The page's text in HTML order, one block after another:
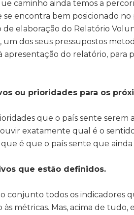
caminho ainda temos a
encontra bem posicionado
elaboração do Relatório
um dos seus pressupostos
do relatório,
ou prioridades para os
que o país sente
exatamente qual é o
é que o país sente que
que estão definidos.
o conjunto todos os
métricas. Mas, acima de